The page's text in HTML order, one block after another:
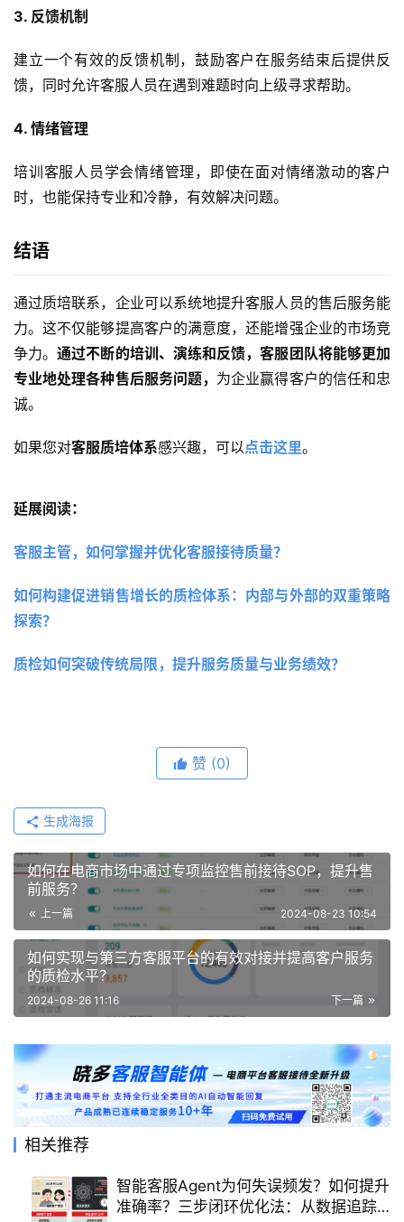
3. 反馈机制
建立一个有效的反馈机制，鼓励客户在服务结束后提供反
馈，同时允许客服人员在遇到难题时向上级寻求帮助。
4. 情绪管理
培训客服人员学会情绪管理，即使在面对情绪激动的客户
时，也能保持专业和冷静，有效解决问题。
结语
通过质培联系，企业可以系统地提升客服人员的售后服务能
力。这不仅能够提高客户的满意度，还能增强企业的市场竞
争力。通过不断的培训、演练和反馈，客服团队将能够更加
专业地处理各种售后服务问题， 为企业赢得客户的信任和忠
诚。
如果您对客服质培体系感兴趣，可以点击这里。
延展阅读：
客服主管，如何掌握并优化客服接待质量？
如何构建促进销售增长的质检体系：内部与外部的双重策略
探索？
质检如何突破传统局限，提升服务质量与业务绩效？
赞 (0)
生成海报
如何在电商市场中通过专项监控售前接待SOP，提升售
前服务？
上一篇 2024-08-23 10:54
如何实现与第三方客服平台的有效对接并提高客户服务
的质检水平？
下一篇
2024-08-26 11:16
相关推荐
智能客服Agent为何失误频发？如何提升
准确率？三步闭环优化法：从数据追踪